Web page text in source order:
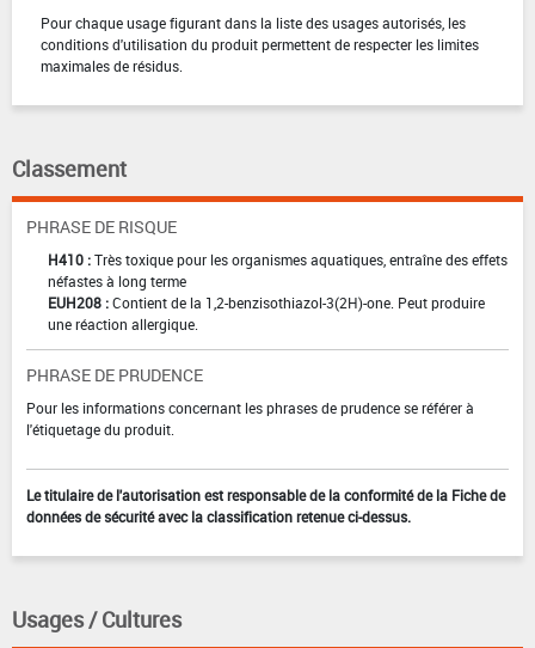
Pour chaque usage figurant dans la liste des usages autorisés, les
conditions d'utilisation du produit permettent de respecter les limites
maximales de résidus.
Classement
PHRASE DE RISQUE
H410 :Très toxique pour les organismes aquatiques, entraîne des effets
néfastes à long terme
EUH208 :Contient de la 1,2-benzisothiazol-3(2H)-one. Peut produire
une réaction allergique.
PHRASE DE PRUDENCE
Pour les informations concernant les phrases de prudence se référer à
l'étiquetage du produit.
Le titulaire de l'autorisation est responsable de la conformité de la Fiche de
données de sécurité avec la classification retenue ci-dessus.
Usages / Cultures